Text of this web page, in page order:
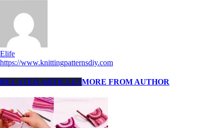
Elife
https://www.knittingpatternsdiy.com
RELATED ARTICLESMORE FROM AUTHOR